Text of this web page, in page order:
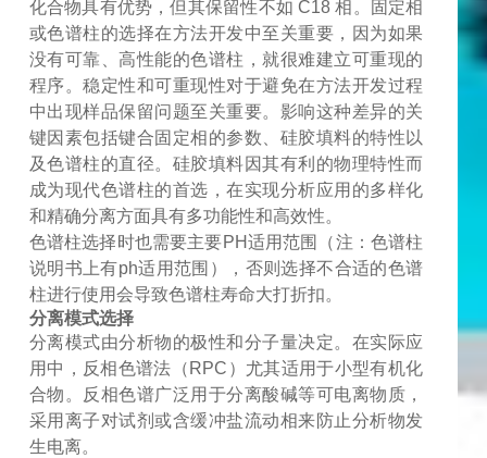
化合物具有优势，但其保留性不如 C18 相。固定相
或色谱柱的选择在方法开发中至关重要，因为如果
没有可靠、高性能的色谱柱，就很难建立可重现的
程序。稳定性和可重现性对于避免在方法开发过程
中出现样品保留问题至关重要。影响这种差异的关
键因素包括键合固定相的参数、硅胶填料的特性以
及色谱柱的直径。硅胶填料因其有利的物理特性而
成为现代色谱柱的首选，在实现分析应用的多样化
和精确分离方面具有多功能性和高效性。
色谱柱选择时也需要主要PH适用范围（注：色谱柱
说明书上有ph适用范围），否则选择不合适的色谱
柱进行使用会导致色谱柱寿命大打折扣。
分离模式选择
分离模式由分析物的极性和分子量决定。在实际应
用中，反相色谱法（ RPC）尤其适用于小型有机化
合物。反相色谱广泛用于分离酸碱等可电离物质，
采用离子对试剂或含缓冲盐流动相来防止分析物发
生电离。